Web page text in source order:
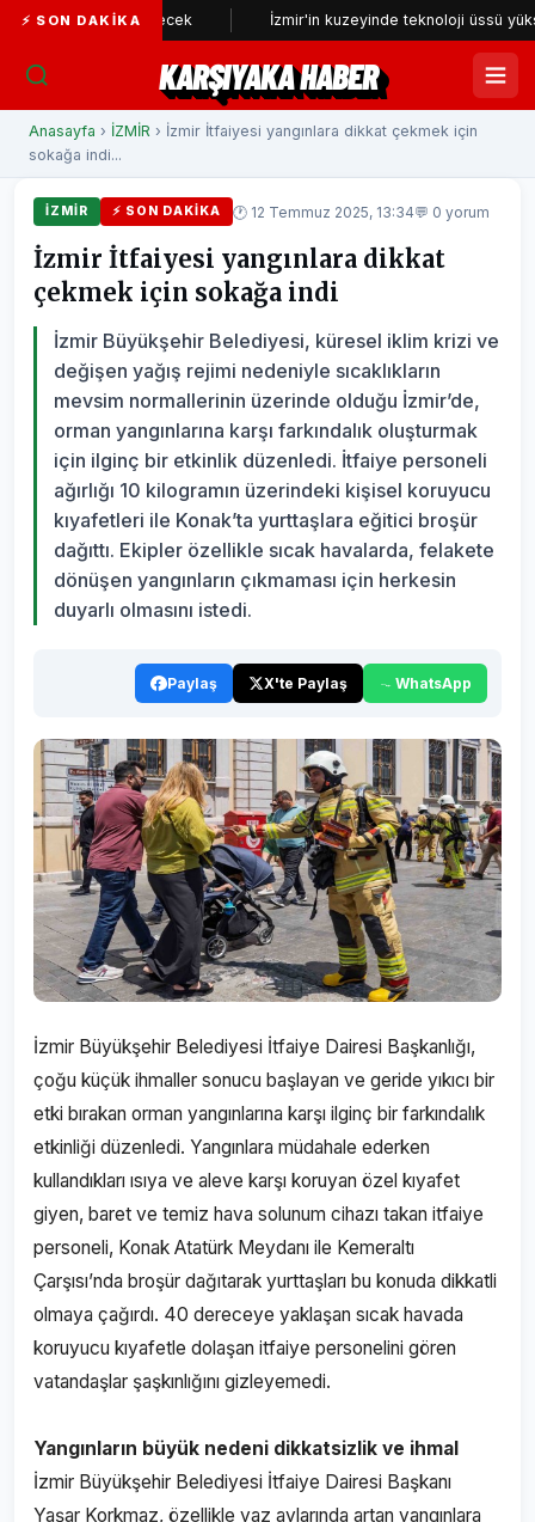
⚡ SON DAKIKA
incelenecek İzmir'in kuzeyinde teknoloji üssü yükseliyor
KARŞIYAKA HABER
Anasayfa › İZMİR › İzmir İtfaiyesi yangınlara dikkat çekmek için
sokağa indi...
İZMİR ⚡ SON DAKIKA 🕐 12 Temmuz 2025, 13:34💬 0 yorum
İzmir İtfaiyesi yangınlara dikkat
çekmek için sokağa indi
İzmir Büyükşehir Belediyesi, küresel iklim krizi ve
değişen yağış rejimi nedeniyle sıcaklıkların
mevsim normallerinin üzerinde olduğu İzmir’de,
orman yangınlarına karşı farkındalık oluşturmak
için ilginç bir etkinlik düzenledi. İtfaiye personeli
ağırlığı 10 kilogramın üzerindeki kişisel koruyucu
kıyafetleri ile Konak’ta yurttaşlara eğitici broşür
dağıttı. Ekipler özellikle sıcak havalarda, felakete
dönüşen yangınların çıkmaması için herkesin
duyarlı olmasını istedi.
Paylaş X'te Paylaş WhatsApp
İzmir Büyükşehir Belediyesi İtfaiye Dairesi Başkanlığı,
çoğu küçük ihmaller sonucu başlayan ve geride yıkıcı bir
etki bırakan orman yangınlarına karşı ilginç bir farkındalık
etkinliği düzenledi. Yangınlara müdahale ederken
kullandıkları ısıya ve aleve karşı koruyan özel kıyafet
giyen, baret ve temiz hava solunum cihazı takan itfaiye
personeli, Konak Atatürk Meydanı ile Kemeraltı
Çarşısı’nda broşür dağıtarak yurttaşları bu konuda dikkatli
olmaya çağırdı. 40 dereceye yaklaşan sıcak havada
koruyucu kıyafetle dolaşan itfaiye personelini gören
vatandaşlar şaşkınlığını gizleyemedi.
Yangınların büyük nedeni dikkatsizlik ve ihmal
İzmir Büyükşehir Belediyesi İtfaiye Dairesi Başkanı
Yaşar Korkmaz, özellikle yaz aylarında artan yangınlara